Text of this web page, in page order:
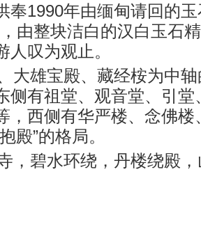
奉1990年由缅甸请回的
由整块洁白的汉白玉石
人叹为观止。
大雄宝殿、藏经桉为中
侧有祖堂、观音堂、引
，西侧有华严楼、念佛
殿”的格局。
，碧水环绕，丹楼绕殿